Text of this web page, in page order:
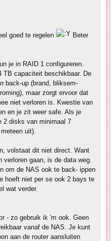
goed te regelen
Beter
je in RAID 1 configureren.
TB capaciteit beschikbaar. De
back-up (brand, bliksem-
maar zorgt ervoor dat
niet verloren is. Kwestie van
en je zit weer safe. Als je
2 disks van minimaal 7
uit).
volstaat dit niet direct. Want
gaan, is de data weg.
om de NAS ook te back- ippen
hoeft niet per se ook 2 bays te
wat verder.
- zo gebruik ik 'm ook. Geen
vanaf de NAS. Je kunt
aan de router aansluiten